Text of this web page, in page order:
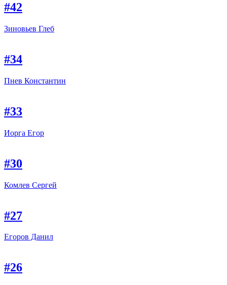
#42
Зиновьев Глеб
#34
Пнев Константин
#33
Иорга Егор
#30
Комлев Сергей
#27
Егоров Данил
#26